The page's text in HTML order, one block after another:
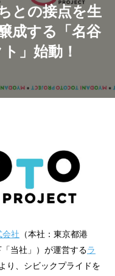
との接点を生
成する「名谷
」始動！
会社 （本社：東京都港
当社」）が運営するラ
り、シビックプライドを